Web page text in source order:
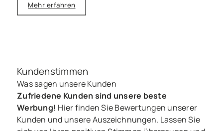
Mehr erfahren
Kundenstimmen
Was sagen unsere Kunden
Zufriedene Kunden sind unsere beste
Werbung! Hier finden Sie Bewertungen unserer
Kunden und unsere Auszeichnungen. Lassen Sie